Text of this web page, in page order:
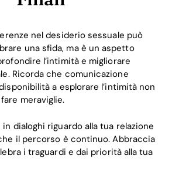
nel desiderio sessuale può
una sfida, ma è un aspetto
l’intimità e migliorare
Ricorda che comunicazione
a esplorare l’intimità non
meraviglie.
dialoghi riguardo alla tua relazione
il percorso è continuo. Abbraccia
i traguardi e dai priorità alla tua